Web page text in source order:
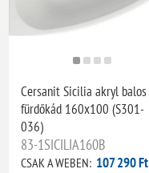
Cersanit Sicilia akryl balos
fürdőkád 160x100 (S301-
036)
83-1SICILIA160B
CSAK A WEBEN: 107 290 Ft